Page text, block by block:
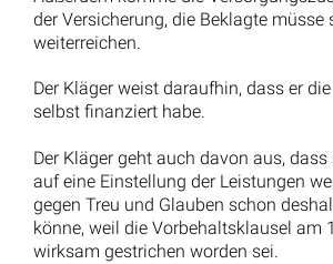
der Versicherung, die Beklagte müsse
weiterreichen.
Der Kläger weist daraufhin, dass er
selbst finanziert habe.
Der Kläger geht auch davon aus,
auf eine Einstellung der Leistungen
gegen Treu und Glauben schon
könne, weil die Vorbehaltsklausel am
wirksam gestrichen worden sei.